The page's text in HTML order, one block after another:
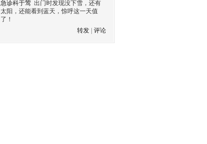
急诊科于莺 出门时发现没下雪，还有
太阳，还能看到蓝天，惊呼这一天值
了！
转发
评论